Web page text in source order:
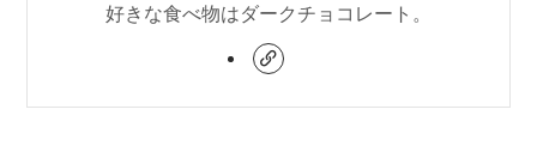
好きな食べ物はダークチョコレート。